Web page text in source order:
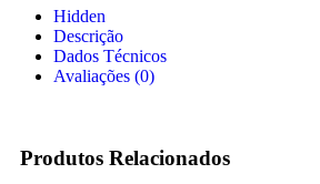
Hidden
Descrição
Dados Técnicos
Avaliações (0)
Produtos Relacionados